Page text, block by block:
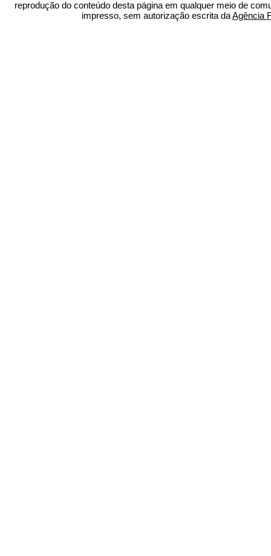
reprodução do conteúdo desta página em qualquer meio de
impresso, sem autorização escrita daAgência